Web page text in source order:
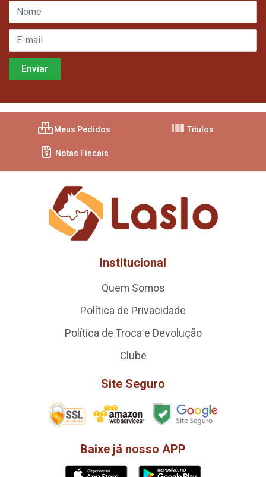
Meus Pedidos Títulos
Notas Fiscais
Institucional
Quem Somos
Política de Privacidade
Política de Troca e Devolução
Clube
Site Seguro
Baixe já nosso APP